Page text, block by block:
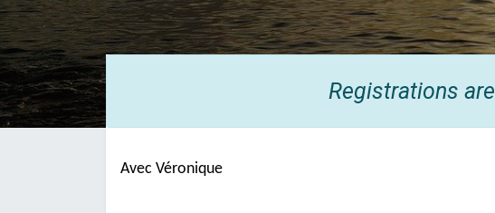
Registrations are
Avec Véronique